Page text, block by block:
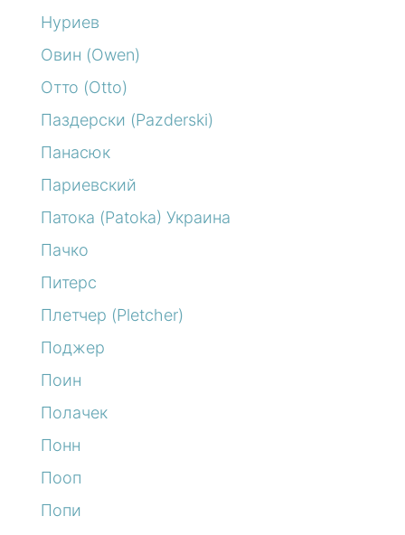
Нуриев
Овин (Owen)
Отто (Otto)
Паздерски (Pazderski)
Панасюк
Париевский
Патока (Patoka) Украина
Пачко
Питерс
Плетчер (Pletcher)
Поджер
Поин
Полачек
Понн
Пооп
Попи